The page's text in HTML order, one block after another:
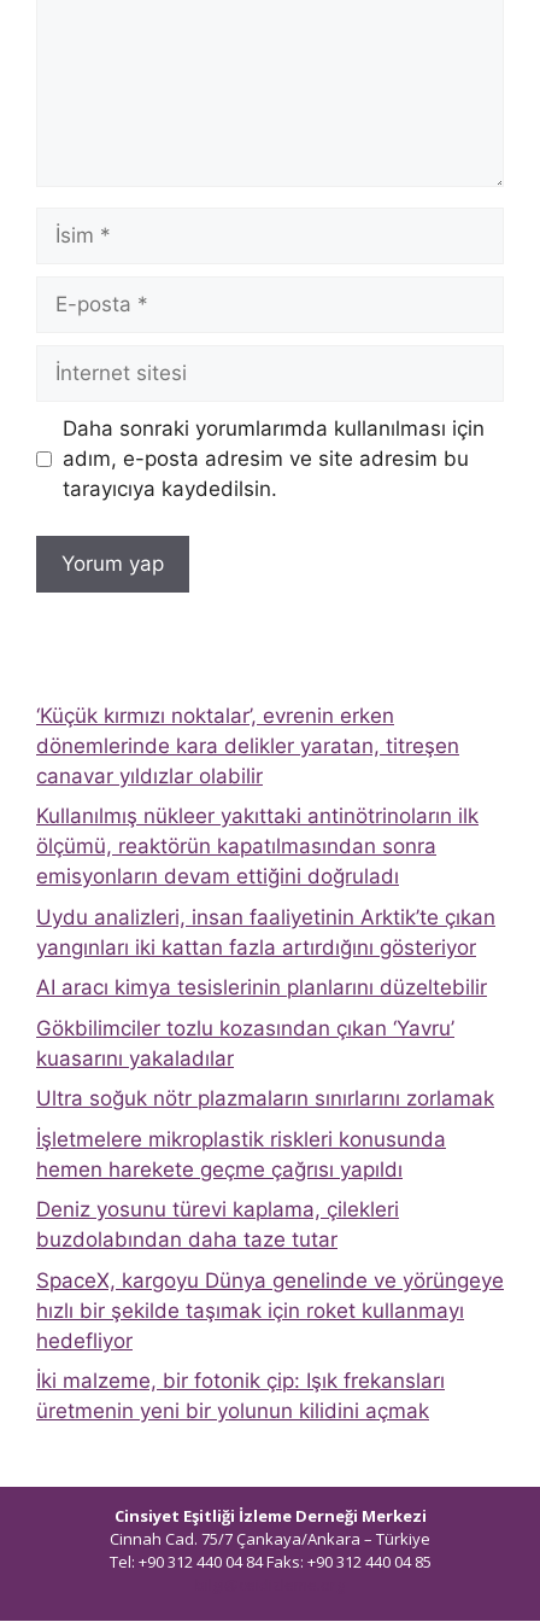
İsim
posta
İnternet
Daha sonraki yorumlarımda kullanılması için
adım, e-posta adresim ve site adresim bu
tarayıcıya kaydedilsin.
‘Küçük kırmızı noktalar’, evrenin erken
dönemlerinde kara delikler yaratan, titreşen
canavar yıldızlar olabilir
Kullanılmış nükleer yakıttaki antinötrinoların ilk
ölçümü, reaktörün kapatılmasından sonra
emisyonların devam ettiğini doğruladı
Uydu analizleri, insan faaliyetinin Arktik’te çıkan
yangınları iki kattan fazla artırdığını gösteriyor
AI aracı kimya tesislerinin planlarını düzeltebilir
Gökbilimciler tozlu kozasından çıkan ‘Yavru’
kuasarını yakaladılar
Ultra soğuk nötr plazmaların sınırlarını zorlamak
İşletmelere mikroplastik riskleri konusunda
hemen harekete geçme çağrısı yapıldı
Deniz yosunu türevi kaplama, çilekleri
buzdolabından daha taze tutar
SpaceX, kargoyu Dünya genelinde ve yörüngeye
hızlı bir şekilde taşımak için roket kullanmayı
hedefliyor
İki malzeme, bir fotonik çip: Işık frekansları
üretmenin yeni bir yolunun kilidini açmak
Cinsiyet Eşitliği İzleme Derneği Merkezi
Cinnah Cad. 75/7 Çankaya/Ankara – Türkiye
Tel: +90 312 440 04 84 Faks: +90 312 440 04 85